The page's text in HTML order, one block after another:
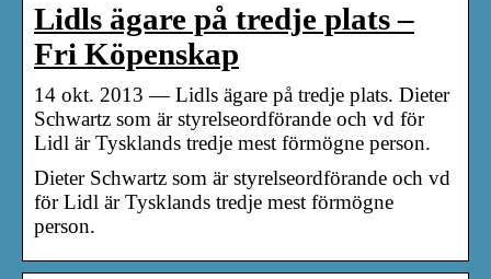
Lidls ägare på tredje plats –
Fri Köpenskap
14 okt. 2013 — Lidls ägare på tredje plats. Dieter
Schwartz som är styrelseordförande och vd för
Lidl är Tysklands tredje mest förmögne person.
Dieter Schwartz som är styrelseordförande och vd
för Lidl är Tysklands tredje mest förmögne
person.